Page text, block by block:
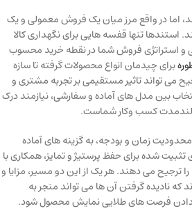
اما در واقع مرز میان یک فروش معمولی و یک
استندها تنها قفسه هایی برای نگهداری کالا
و استراتژی فروش شما در نقطه خرید محسوب
برای چیدمان انواع محصولات گرفته تا سازه
می تواند تاثیر مستقیمی بر تجربه مشتری و
بین مدل های آماده و سفارشی، نیازمند درک
کسب وکار شماست.
محدودیت زمان و بودجه، به گزینه های آماده
تثبیت شده برای حفظ پرستیژ و تمایز، همکاری با
ترجیح می دهند. هر یک از این دو مسیر، مزایا و
نادیده گرفتن آن ها می تواند منجر به
دادن فرصت های طلایی نمایش محصول شود.